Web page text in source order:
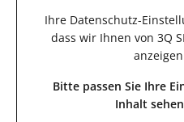
Ihre Datenschutz-
dass wir Ihnen von 3Q
Bitte passen Sie Ihre
Inhalt